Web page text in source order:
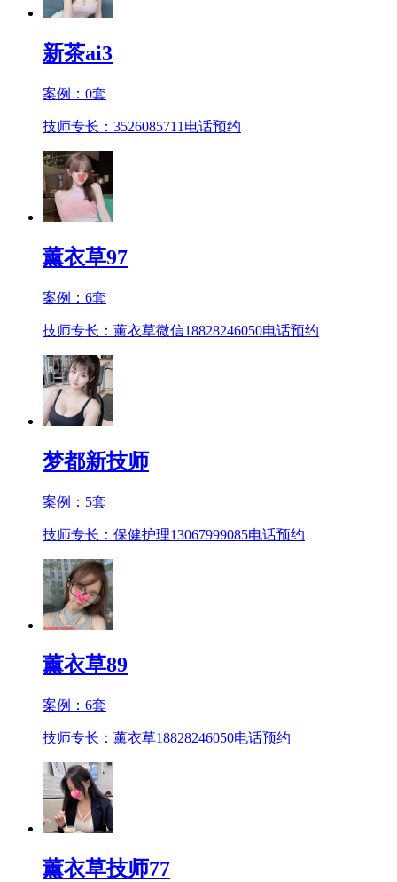
新茶ai3
案例： 0套
技师专长：3526085711 电话预约
薰衣草97
案例： 6套
技师专长：薰衣草微信18828246050电话预约
梦都新技师
案例： 5套
技师专长：保健护理13067999085电话预约
薰衣草89
案例： 6套
技师专长：薰衣草18828246050电话预约
薰衣草技师77